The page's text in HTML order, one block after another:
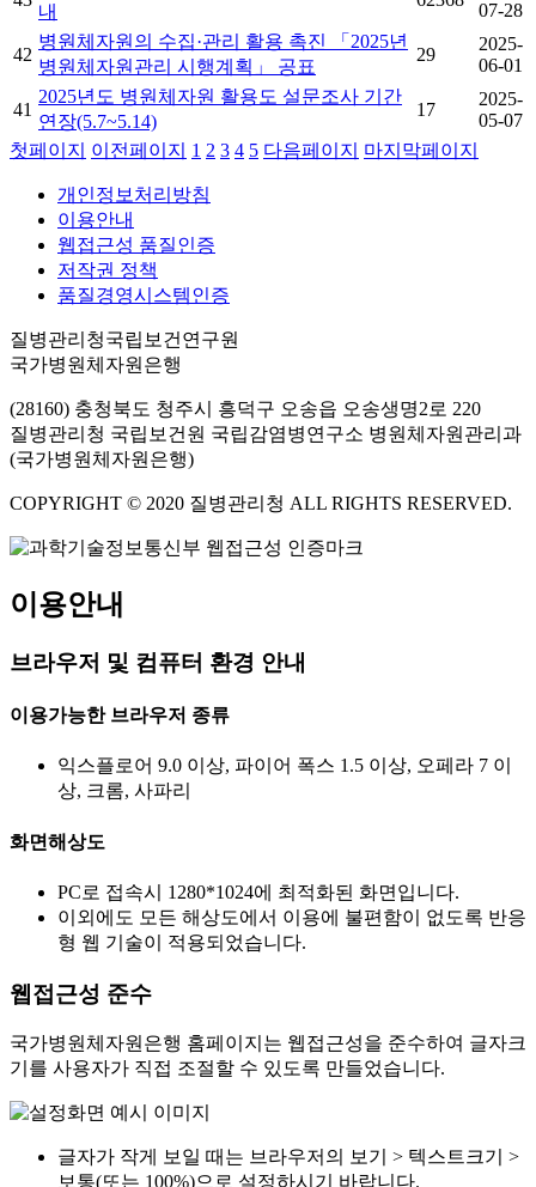
내 07-28
42
병원체자원의 수집·관리 활용 촉진 「2025년
병원체자원관리 시행계획」 공표
29
2025-
06-01
41
2025년도 병원체자원 활용도 설문조사 기간
연장(5.7~5.14)
17
2025-
05-07
첫페이지
이전페이지 1 2 3 4 5 다음페이지 마지막페이지
개인정보처리방침
이용안내
웹접근성 품질인증
저작권 정책
품질경영시스템인증
질병관리청국립보건연구원
국가병원체자원은행
(28160) 충청북도 청주시 흥덕구 오송읍 오송생명2로 220
질병관리청 국립보건원 국립감염병연구소 병원체자원관리과
(국가병원체자원은행)
COPYRIGHT © 2020 질병관리청 ALL RIGHTS RESERVED.
이용안내
브라우저 및 컴퓨터 환경 안내
이용가능한 브라우저 종류
익스플로어 9.0 이상, 파이어 폭스 1.5 이상, 오페라 7 이
상, 크롬, 사파리
화면해상도
PC로 접속시 1280*1024에 최적화된 화면입니다.
이외에도 모든 해상도에서 이용에 불편함이 없도록 반응
형 웹 기술이 적용되었습니다.
웹접근성 준수
국가병원체자원은행 홈페이지는 웹접근성을 준수하여 글자크
기를 사용자가 직접 조절할 수 있도록 만들었습니다.
글자가 작게 보일 때는 브라우저의 보기 > 텍스트크기 >
보통(또는 100%)으로 설정하시기 바랍니다.